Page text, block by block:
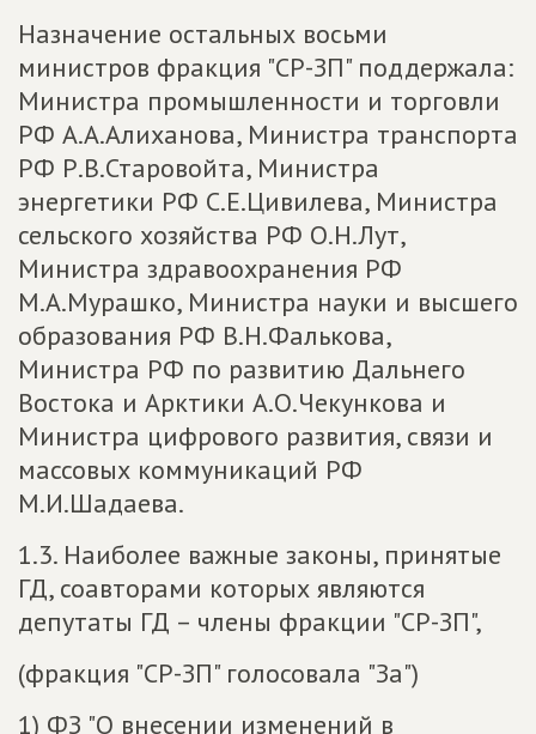
Назначение остальных восьми
министров фракция "СР-ЗП" поддержала:
Министра промышленности и торговли
РФ А.А.Алиханова, Министра транспорта
РФ Р.В.Старовойта, Министра
энергетики РФ С.Е.Цивилева, Министра
сельского хозяйства РФ О.Н.Лут,
Министра здравоохранения РФ
М.А.Мурашко, Министра науки и высшего
образования РФ В.Н.Фалькова,
Министра РФ по развитию Дальнего
Востока и Арктики А.О.Чекункова и
Министра цифрового развития, связи и
массовых коммуникаций РФ
М.И.Шадаева.
1.3. Наиболее важные законы, принятые
ГД, соавторами которых являются
депутаты ГД – члены фракции "СР-ЗП",
(фракция "СР-ЗП" голосовала "За")
1) ФЗ "О внесении изменений в